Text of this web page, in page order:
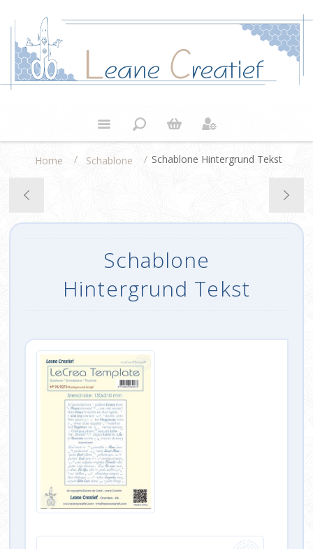
Home / Schablone / Schablone Hintergrund Tekst
Schablone
Hintergrund Tekst